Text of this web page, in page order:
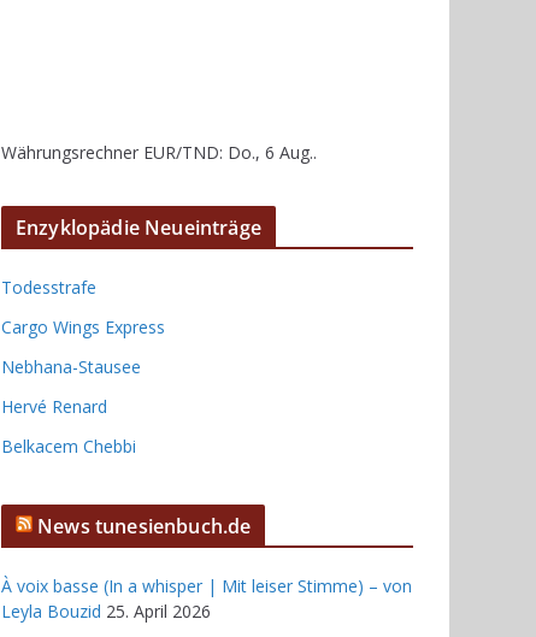
Währungsrechner EUR/TND: Do., 6 Aug..
Enzyklopädie Neueinträge
Todesstrafe
Cargo Wings Express
Nebhana-Stausee
Hervé Renard
Belkacem Chebbi
News tunesienbuch.de
À voix basse (In a whisper | Mit leiser Stimme) – von
Leyla Bouzid 25. April 2026